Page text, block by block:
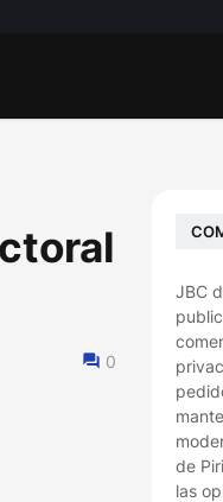
0
JBC
de
las